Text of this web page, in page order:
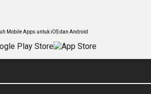
Mobile Apps untuk iOS dan Android